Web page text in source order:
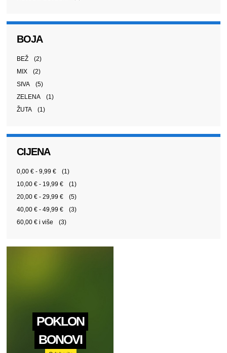
BOJA
BEŽ
(2)
MIX
(2)
SIVA
(5)
ZELENA
(1)
ŽUTA
(1)
CIJENA
0,00 € -9,99 €
(1)
10,00 € - 19,99 €
(1)
20,00 € -29,99 €
(5)
40,00 € -49,99 €
(3)
60,00 € i više (3)
POKLON
BONOVI